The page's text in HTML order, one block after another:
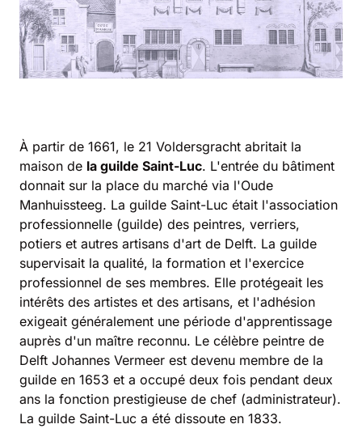
À partir de 1661, le 21 Voldersgracht abritait la
maison de la guilde Saint-Luc. L'entrée du bâtiment
donnait sur la place du marché via l'Oude
Manhuissteeg. La guilde Saint-Luc était l'association
professionnelle (guilde) des peintres, verriers,
potiers et autres artisans d'art de Delft. La guilde
supervisait la qualité, la formation et l'exercice
professionnel de ses membres. Elle protégeait les
intérêts des artistes et des artisans, et l'adhésion
exigeait généralement une période d'apprentissage
auprès d'un maître reconnu. Le célèbre peintre de
Delft Johannes Vermeer est devenu membre de la
guilde en 1653 et a occupé deux fois pendant deux
ans la fonction prestigieuse de chef (administrateur).
La guilde Saint-Luc a été dissoute en 1833.